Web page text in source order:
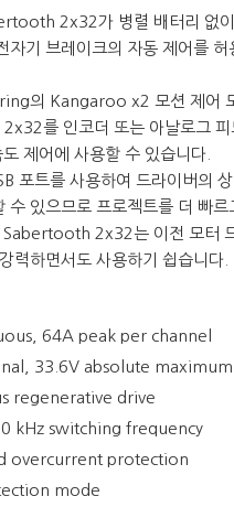
2x32가 병렬 배터리 없
자기 브레이크의 자동 제어를 허
의 Kangaroo x2 모션 제어
를 인코더 또는 아날로그 피
제어에 사용할 수 있습니다.
포트를 사용하여 드라이버의
수 있으므로 프로젝트를 더 빠르
Sabertooth 2x32는 이전 모터
력하면서도 사용하기 쉽습니다.
64A peak per channel
33.6V absolute maximum
regenerative drive
kHz switching frequency
overcurrent protection
mode